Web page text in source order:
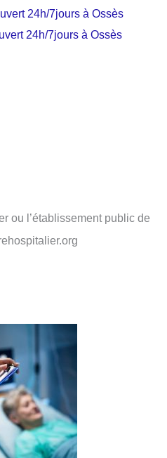
24h/7jours à Ossès
24h/7jours à Ossès
ou l’établissement public de